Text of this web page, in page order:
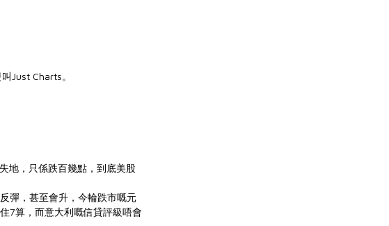
Just Charts。
地，只係跌百幾點，到底美股
彈，甚至會升，今輪跌市嘅元
7算，而意大利嘅信貸評級唔會